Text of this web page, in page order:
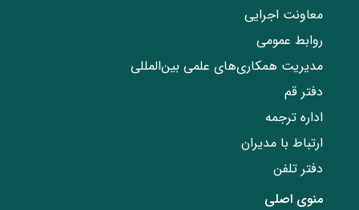
معاونت اجرایی
روابط عمومی
مدیریت همکاری‌های علمی بین‌المللی
دفتر قم
اداره ترجمه
ارتباط با مدیران
دفتر تلفن
منوی اصلی